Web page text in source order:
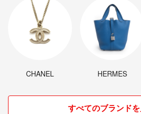
CHANEL HERMES
すべてのブランド